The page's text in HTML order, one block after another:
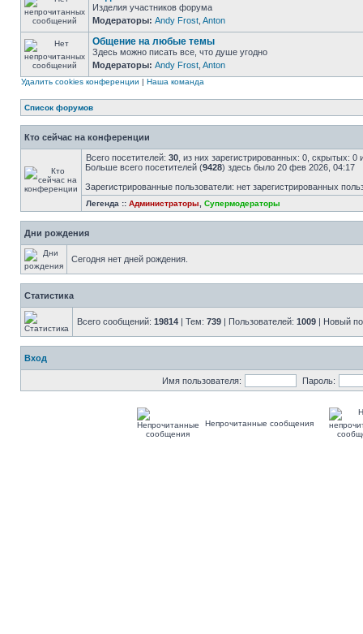
Изделия участников форума
Модераторы: Andy Frost Anton
Общение на любые темы
Здесь можно писать все, что душе угодно
Модераторы: Andy Frost Anton
Удалить cookies конференции | Наша команда
Список форумов
Кто сейчас на конференции
Всего посетителей: 30 , из них зарегистрированных: 0, скрытых:
Больше всего посетителей (9428) здесь было 20 фев 2026, 04:17
Зарегистрированные пользователи: нет зарегистрированных
Легенда :: Администраторы Супермодераторы
Дни рождения
Сегодня нет дней рождения.
Статистика
Всего сообщений: 19814 | Тем: 739 | Пользователей: 1009 | Новый
Вход
Имя пользователя: Пароль:
Непрочитанные сообщения